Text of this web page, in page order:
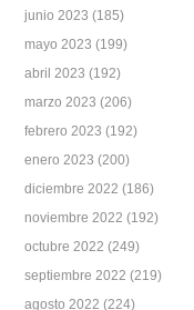
junio 2023 (185)
mayo 2023 (199)
abril 2023 (192)
marzo 2023 (206)
febrero 2023 (192)
enero 2023 (200)
diciembre 2022 (186)
noviembre 2022 (192)
octubre 2022 (249)
septiembre 2022 (219)
agosto 2022 (224)